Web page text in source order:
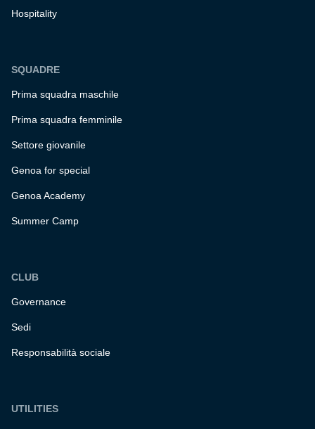
Hospitality
SQUADRE
Prima squadra maschile
Prima squadra femminile
Settore giovanile
Genoa for special
Genoa Academy
Summer Camp
CLUB
Governance
Sedi
Responsabilità sociale
UTILITIES